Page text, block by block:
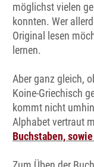
möglichst vielen
konnten. Wer
Original lesen
lernen.
Aber ganz gleich,
Koine-Griechisch
kommt nicht
Alphabet vertraut
Buchstaben,